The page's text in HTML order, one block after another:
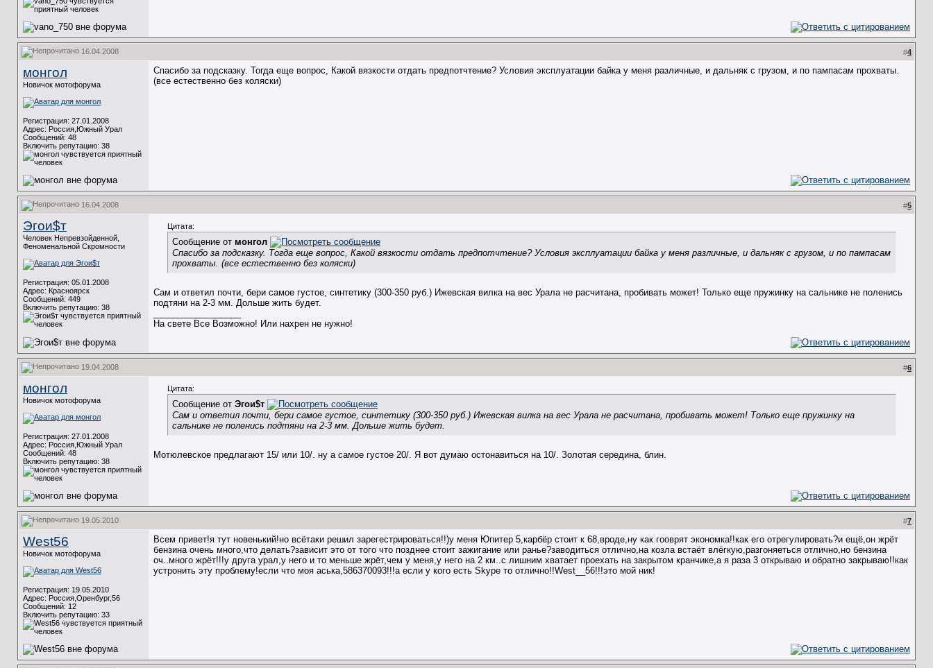
16.04.2008 #4
монгол
Новичок мотофорума
Регистрация: 27.01.2008
Адрес: Россия,Южный Урал
Сообщений: 48
Включить репутацию: 38
Спасибо за подсказку. Тогда еще вопрос, Какой вязкости отдать предпотчтение? Условия эксплуатации байка у меня различные, и дальняк с грузом, и по пампасам прохваты.
(все естественно без коляски)
16.04.2008 #5
Эгои$т
Человек Непревзойденной,
Феноменальной Скромности
Регистрация: 05.01.2008
Адрес: Красноярск
Сообщений: 449
Включить репутацию: 38
Цитата:
Сообщение от монгол
Спасибо за подсказку. Тогда еще вопрос, Какой вязкости отдать предпотчтение? Условия эксплуатации байка у меня различные, и дальняк с грузом, и по пампасам
прохваты. (все естественно без коляски)
Сам и ответил почти, бери самое густое, синтетику (300-350 руб.) Ижевская вилка на вес Урала не расчитана, пробивать может! Только еще пружинку на сальнике не поленись
подтяни на 2-3 мм. Дольше жить будет.
На свете Все Возможно! Или нахрен не нужно!
19.04.2008 #6
монгол
Новичок мотофорума
Регистрация: 27.01.2008
Адрес: Россия,Южный Урал
Сообщений: 48
Включить репутацию: 38
Цитата:
Сообщение от Эгои$т
Сам и ответил почти, бери самое густое, синтетику (300-350 руб.) Ижевская вилка на вес Урала не расчитана, пробивать может! Только еще пружинку на
сальнике не поленись подтяни на 2-3 мм. Дольше жить будет.
Мотюлевское предлагают 15/ или 10/. ну а самое густое 20/. Я вот думаю остонавиться на 10/. Золотая середина, блин.
19.05.2010 #7
West56
Новичок мотофорума
Регистрация: 19.05.2010
Адрес: Россия,Оренбург,56
Сообщений: 12
Включить репутацию: 33
Всем привет!я тут новенький!но всётаки решил зарегестрироваться!!)у меня Юпитер 5,карбёр стоит к 68,вроде,ну как гооврят экономка!!как его отрегулировать?и ещё,он жрёт
бензина очень много,что делать?зависит это от того что позднее стоит зажигание или ранье?заводиться отлично,на козла встаёт влёгкую,разгоняеться отлично,но бензина
оч..много жрёт!!!у друга урал,у него и то меньше жрёт,чем у меня,у него на 2 км..с лишним хватает проехать на закрытом кранчике,а я раза 3 открываю и обратно закрываю!!как
устронить эту проблему!если что моя аська,586370093!!!а если у кого есть Skype то отлично!!West__56!!!это мой ник!